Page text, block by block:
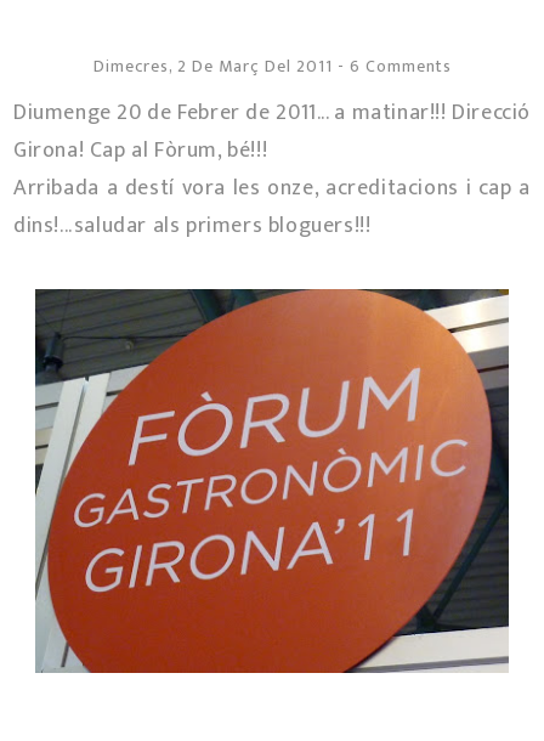
Dimecres, 2 De Març Del 2011 - 6 Comments
Diumenge 20 de Febrer de 2011... a matinar!!! Direcció
Girona! Cap al Fòrum, bé!!!
Arribada a destí vora les onze, acreditacions i cap a
dins!...saludar als primers bloguers!!!